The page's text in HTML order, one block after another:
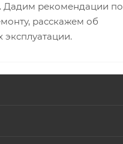
Дадим рекомендации по
расскажем об
эксплуатации.